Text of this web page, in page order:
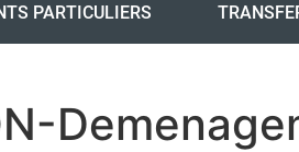
PARTICULIERS